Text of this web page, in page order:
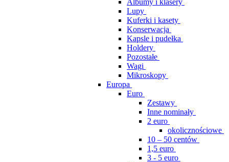
Albumy i klasery
Lupy
Kuferki i kasety
Konserwacja
Kapsle i pudełka
Holdery
Pozostałe
Wagi
Mikroskopy
Europa
Euro
Zestawy
Inne nominały
2 euro
okolicznościowe
10 – 50 centów
1,5 euro
3 - 5 euro